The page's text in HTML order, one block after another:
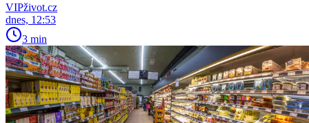
VIPživot.cz
dnes, 12:53
3 min